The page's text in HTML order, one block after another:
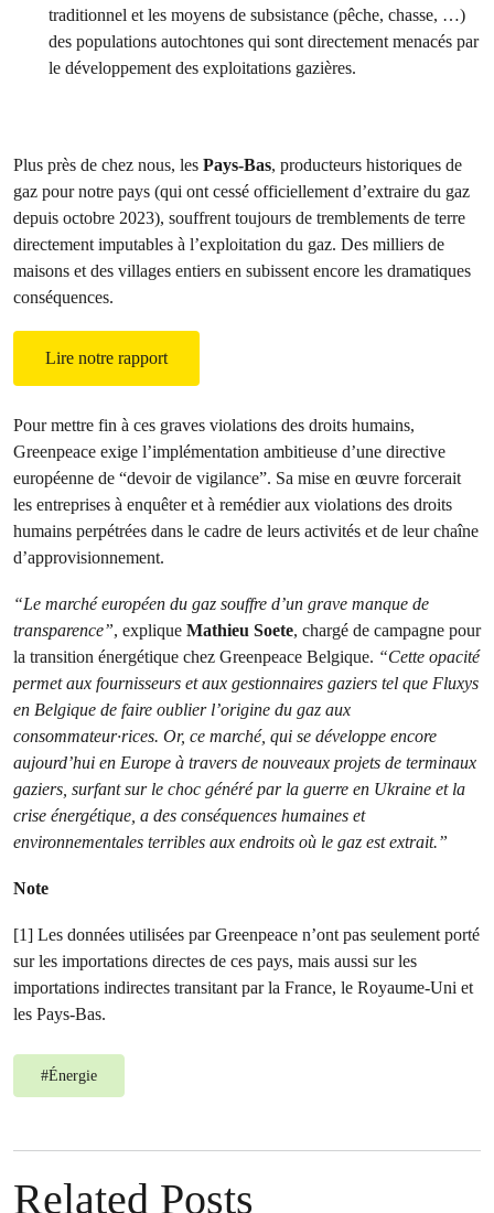
traditionnel et les moyens de subsistance (pêche, chasse, …)
des populations autochtones qui sont directement menacés par
le développement des exploitations gazières.
Plus près de chez nous, les Pays-Bas, producteurs historiques de
gaz pour notre pays (qui ont cessé officiellement d’extraire du gaz
depuis octobre 2023), souffrent toujours de tremblements de terre
directement imputables à l’exploitation du gaz. Des milliers de
maisons et des villages entiers en subissent encore les dramatiques
conséquences.
Lire notre rapport
Pour mettre fin à ces graves violations des droits humains,
Greenpeace exige l’implémentation ambitieuse d’une directive
européenne de “devoir de vigilance”. Sa mise en œuvre forcerait
les entreprises à enquêter et à remédier aux violations des droits
humains perpétrées dans le cadre de leurs activités et de leur chaîne
d’approvisionnement.
“Le marché européen du gaz souffre d’un grave manque de
transparence”, explique Mathieu Soete, chargé de campagne pour
la transition énergétique chez Greenpeace Belgique. “Cette opacité
permet aux fournisseurs et aux gestionnaires gaziers tel que Fluxys
en Belgique de faire oublier l’origine du gaz aux
consommateur·rices. Or, ce marché, qui se développe encore
aujourd’hui en Europe à travers de nouveaux projets de terminaux
gaziers, surfant sur le choc généré par la guerre en Ukraine et la
crise énergétique, a des conséquences humaines et
environnementales terribles aux endroits où le gaz est extrait.”
Note
[1] Les données utilisées par Greenpeace n’ont pas seulement porté
sur les importations directes de ces pays, mais aussi sur les
importations indirectes transitant par la France, le Royaume-Uni et
les Pays-Bas.
#Énergie
Related Posts